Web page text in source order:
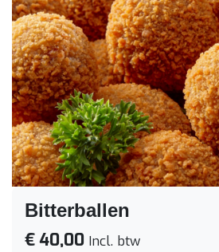
Bitterballen
€ 40,00 Incl. btw